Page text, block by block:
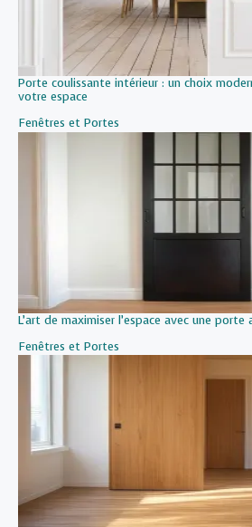
Porte coulissante intérieur : un choix
votre espace
Par rapport à
Fenêtres et Portes
L’art de maximiser l’espace avec une
Par rapport à
Fenêtres et Portes